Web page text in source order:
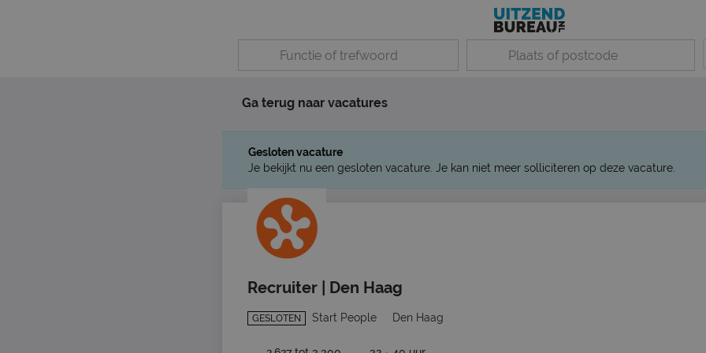
Ga terug naar vacatures
Gesloten vacature
Je bekijkt nu een gesloten vacature. Je kan niet meer solliciteren op deze vacature.
Recruiter | Den Haag
GESLOTEN Start People Den Haag